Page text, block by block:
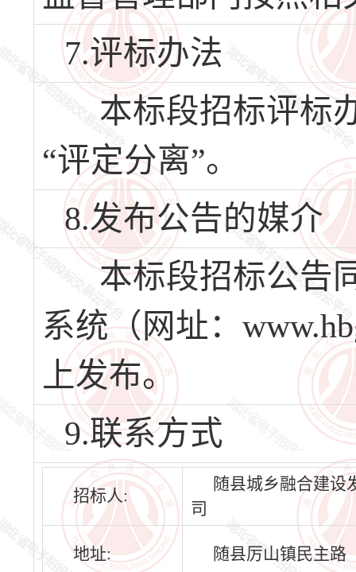
7.评标办法
本标段招标评标
“评定分离”。
8.发布公告的媒介
本标段招标公告
系统（网址：
上发布。
9.联系方式
招标人:
随县城乡融合建设
司
地址: 随县厉山镇民主路